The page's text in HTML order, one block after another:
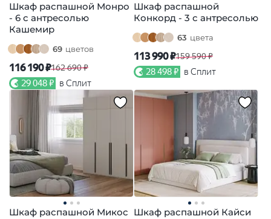
Шкаф распашной Монро
- 6 с антресолью
Кашемир
69 цветов
116 190 ₽162 690 ₽
29 048 ₽ в Сплит
Шкаф распашной
Конкорд - 3 с антресолью
63 цвета
113 990 ₽159 590 ₽
28 498 ₽ в Сплит
Шкаф распашной Микос Шкаф распашной Кайси